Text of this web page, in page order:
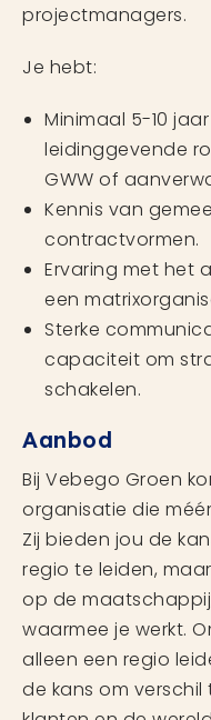
projectmanagers.
Je hebt:
Minimaal 5-10
leidinggevende
GWW of
Kennis van
contractvormen.
Ervaring met het
een
Sterke
capaciteit om
schakelen.
Aanbod
Bij Vebego Groen
organisatie die
Zij bieden jou de
regio te leiden,
op de
waarmee je werkt.
alleen een regio
de kans om verschil